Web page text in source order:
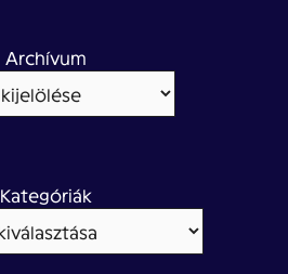
Archívum
Kategóriák